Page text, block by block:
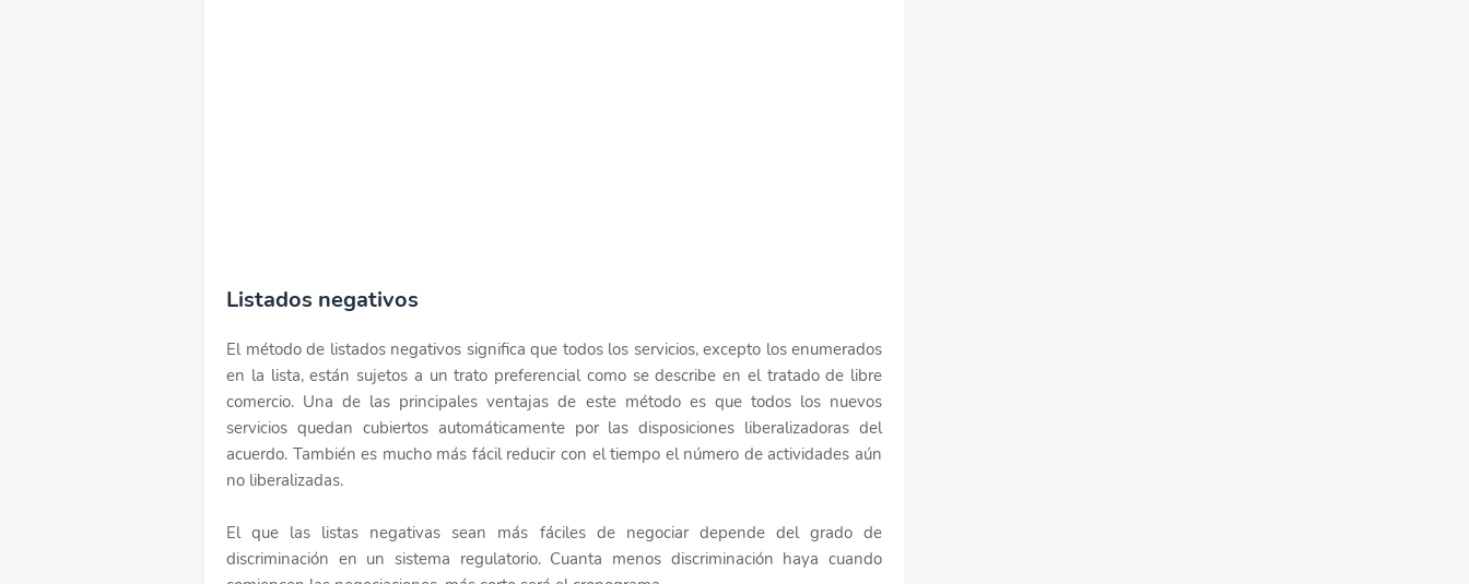
Listados negativos
El método de listados negativos significa que todos los servicios, excepto los enumerados
en la lista, están sujetos a un trato preferencial como se describe en el tratado de libre
comercio. Una de las principales ventajas de este método es que todos los nuevos
servicios quedan cubiertos automáticamente por las disposiciones liberalizadoras del
acuerdo. También es mucho más fácil reducir con el tiempo el número de actividades aún
no liberalizadas.
El que las listas negativas sean más fáciles de negociar depende del grado de
discriminación en un sistema regulatorio. Cuanta menos discriminación haya cuando